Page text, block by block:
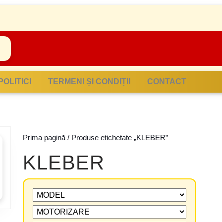
POLITICI TERMENI ȘI CONDIȚII CONTACT
Prima pagină / Produse etichetate „KLEBER”
KLEBER